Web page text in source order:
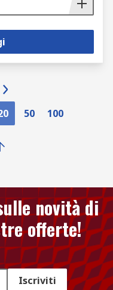
50 100
novità di
offerte!
Iscriviti